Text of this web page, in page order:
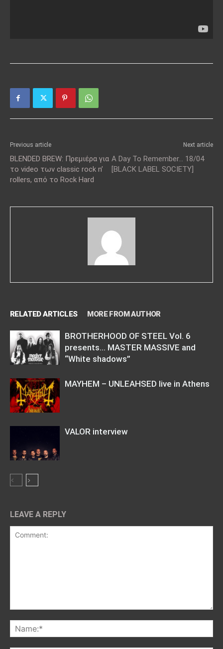
Previous article
BLENDED BREW: Πρεμιέρα για
το video των classic rock n’
rollers, από το Rock Hard
Next article
A Day To Remember… 18/04
[BLACK LABEL SOCIETY]
RELATED ARTICLES MORE FROM AUTHOR
BROTHERHOOD OF STEEL Vol. 6
presents… MASTER MASSIVE and
“White shadows”
MAYHEM – UNLEAHSED live in Athens
VALOR interview
LEAVE A REPLY